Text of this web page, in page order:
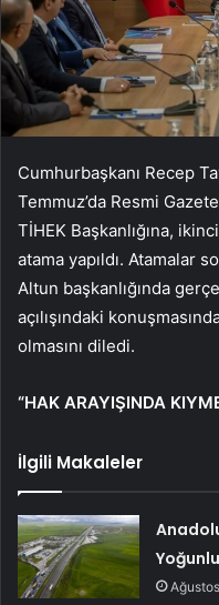
Cumhurbaşkanı Recep
Temmuz’da Resmi
TİHEK Başkanlığına,
atama yapıldı. Atamalar
Altun başkanlığında
açılışındaki
olmasını diledi.
“HAK ARAYIŞINDA
İlgili Makaleler